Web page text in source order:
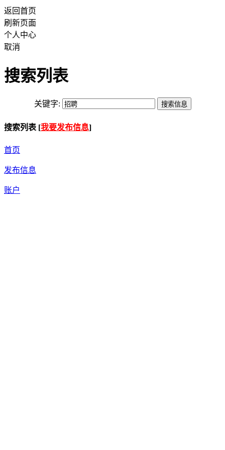
返回首页
刷新页面
个人中心
取消
搜索列表
关键字:
搜索列表 [我要发布信息]
首页
发布信息
账户